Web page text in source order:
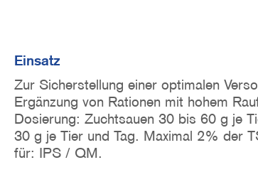
Einsatz
Zur Sicherstellung einer optimalen
Ergänzung von Rationen mit hohem
Dosierung: Zuchtsauen 30 bis 60 g je
30 g je Tier und Tag. Maximal 2% der
für: IPS / QM.